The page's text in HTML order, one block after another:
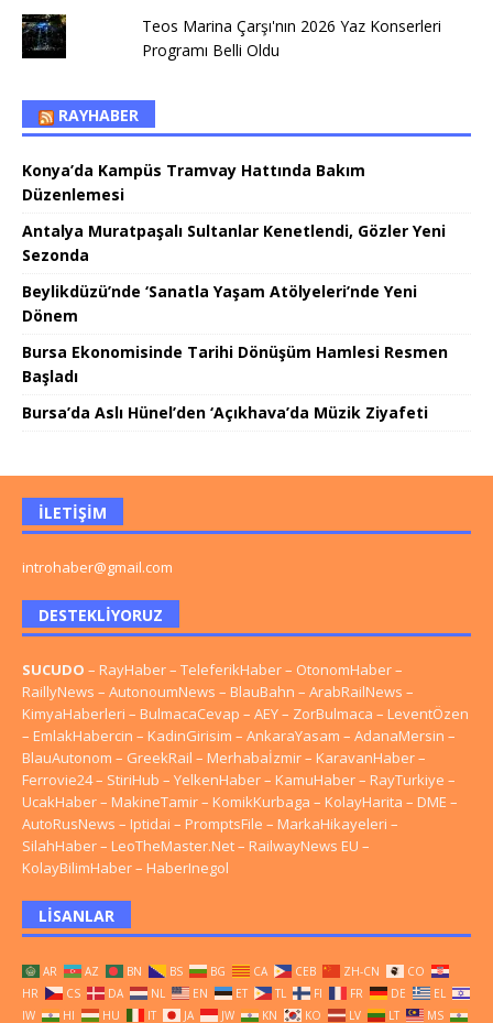
Teos Marina Çarşı'nın 2026 Yaz Konserleri
Programı Belli Oldu
RAYHABER
Konya’da Kampüs Tramvay Hattında Bakım
Düzenlemesi
Antalya Muratpaşalı Sultanlar Kenetlendi, Gözler Yeni
Sezonda
Beylikdüzü’nde ‘Sanatla Yaşam Atölyeleri’nde Yeni
Dönem
Bursa Ekonomisinde Tarihi Dönüşüm Hamlesi Resmen
Başladı
Bursa’da Aslı Hünel’den ‘Açıkhava’da Müzik Ziyafeti
İLETIŞIM
introhaber@gmail.com
DESTEKLIYORUZ
SUCUDO – RayHaber– TeleferikHaber– OtonomHaber–
RaillyNews – AutonoumNews – BlauBahn – ArabRailNews –
KimyaHaberleri – BulmacaCevap – AEY– ZorBulmaca – LeventÖzen
– EmlakHabercin – KadinGirisim – AnkaraYasam – AdanaMersin –
BlauAutonom – GreekRail – Merhabaİzmir– KaravanHaber–
Ferrovie24– StiriHub – YelkenHaber– KamuHaber– RayTurkiye –
UcakHaber– MakineTamir– KomikKurbaga – KolayHarita – DME –
AutoRusNews – Iptidai – PromptsFile – MarkaHikayeleri –
SilahHaber– LeoTheMaster.Net– RailwayNews EU –
KolayBilimHaber– HaberInegol
LISANLAR
AR AZ BN BS BG CA CEB ZH-CN
CO
HR
CS DA NL EN ET TL FI FR DE
EL
IW
HI HU IT JA JW KN KO LV LT MS